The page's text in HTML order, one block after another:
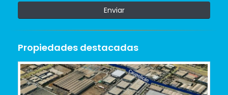
Enviar
Propiedades destacadas